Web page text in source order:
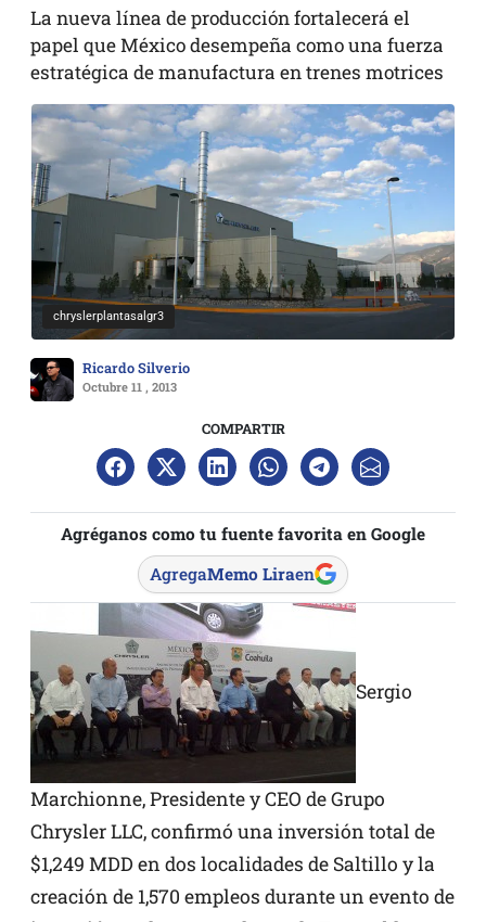
La nueva línea de producción fortalecerá el
papel que México desempeña como una fuerza
estratégica de manufactura en trenes motrices
chryslerplantasalgr3
Ricardo Silverio
Octubre 11 , 2013
COMPARTIR
Agréganos como tu fuente favorita en Google
AgregaMemo Liraen
Sergio
Marchionne, Presidente y CEO de Grupo
Chrysler LLC, confirmó una inversión total de
$1,249 MDD en dos localidades de Saltillo y la
creación de 1,570 empleos durante un evento de